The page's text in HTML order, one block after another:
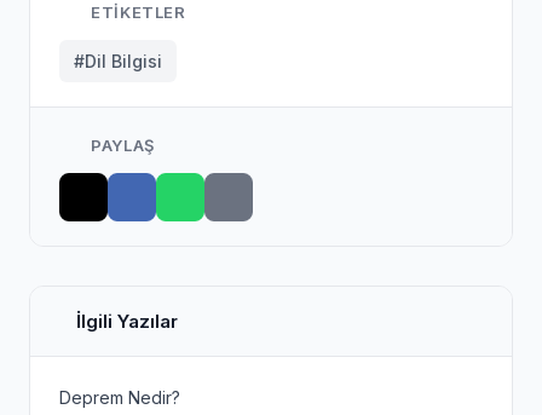
ETIKETLER
#Dil Bilgisi
PAYLAŞ
İlgili Yazılar
Deprem Nedir?